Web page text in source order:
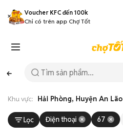
Voucher KFC đến 100k
Chỉ có trên app Chợ Tốt
Khu vực: Hải Phòng, Huyện An Lão
Lọc Điện thoại 67